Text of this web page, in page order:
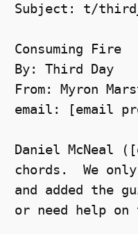
Subject: t/
Consuming Fire
By: Third Day
From: Myron
email: [email
Daniel McNeal
chords.  We
and added the
or need help